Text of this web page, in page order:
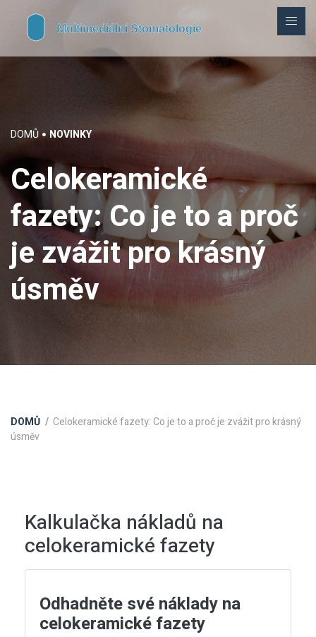
DOMŮ NOVINKY
Celokeramické
fazety: Co je to a proč
je zvážit pro krásný
úsměv
DOMŮ
Celokeramické fazety: Co je to a proč je zvážit pro krásný
úsměv
Kalkulačka nákladů na
celokeramické fazety
Odhadněte své náklady na
celokeramické fazety